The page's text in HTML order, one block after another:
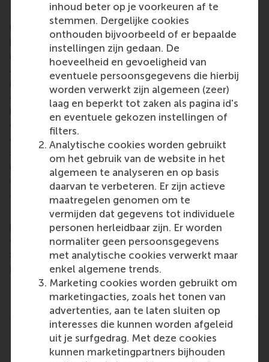
inhoud beter op je voorkeuren af te
stemmen. Dergelijke cookies
onthouden bijvoorbeeld of er bepaalde
instellingen zijn gedaan. De
hoeveelheid en gevoeligheid van
eventuele persoonsgegevens die hierbij
worden verwerkt zijn algemeen (zeer)
laag en beperkt tot zaken als pagina id's
en eventuele gekozen instellingen of
filters.
Analytische cookies worden gebruikt
om het gebruik van de website in het
algemeen te analyseren en op basis
daarvan te verbeteren. Er zijn actieve
maatregelen genomen om te
vermijden dat gegevens tot individuele
personen herleidbaar zijn. Er worden
normaliter geen persoonsgegevens
met analytische cookies verwerkt maar
enkel algemene trends.
Marketing cookies worden gebruikt om
marketingacties, zoals het tonen van
advertenties, aan te laten sluiten op
interesses die kunnen worden afgeleid
uit je surfgedrag. Met deze cookies
kunnen marketingpartners bijhouden
Rotterdam School of Management, Erasmus
University (RSM) is one of Europe’s top-ranked
business schools. RSM provides ground-breaking
research and education furthering excellence in all
aspects of management and is based in the
international port city of Rotterdam – a vital nexus
of business, logistics and trade. RSM’s primary focus
is on developing business leaders with international
careers who can become a force for positive
change by carrying their innovative mindset into a
sustainable future. Our first-class range of bachelor,
master, MBA, PhD and executive programmes
encourage them to become critical, creative, caring
and collaborative thinkers and doers.
For more information about RSM or this release,
please contact Pavlina Novakova, RSM corporate
communications and PR manager, or Danielle Baan,
science communications lead and PR, by email at
press@rsm.nl.
Alumni , Bachelor / Bedrijfskunde , Bachelor / IBA ,
Related links